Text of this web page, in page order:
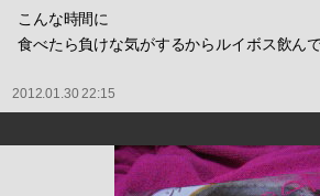
こんな時間に
食べたら負けな気がするからルイボス飲ん
2012.01.30 22:15